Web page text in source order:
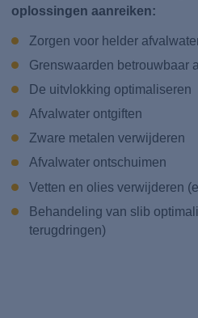
oplossingen aanreiken:
Zorgen voor helder
Grenswaarden betrouwbaar
De uitvlokking optimaliseren
Afvalwater ontgiften
Zware metalen verwijderen
Afvalwater ontschuimen
Vetten en olies verwijderen
Behandeling van slib
terugdringen)